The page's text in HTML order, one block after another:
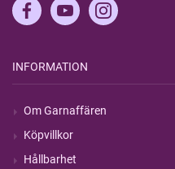
INFORMATION
Om Garnaffären
Köpvillkor
Hållbarhet